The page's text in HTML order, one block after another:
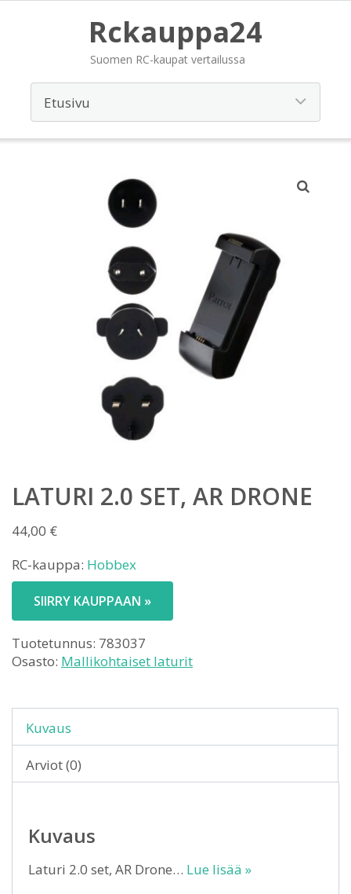
Rckauppa24
Suomen RC-kaupat vertailussa
LATURI 2.0 SET, AR DRONE
44,00 €
RC-kauppa: Hobbex
SIIRRY KAUPPAAN »
Tuotetunnus: 783037
Osasto: Mallikohtaiset laturit
Kuvaus
Arviot (0)
Kuvaus
Laturi 2.0 set, AR Drone… Lue lisää »